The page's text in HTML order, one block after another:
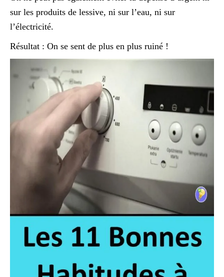
sur les produits de lessive, ni sur l’eau, ni sur
l’électricité.
Résultat : On se sent de plus en plus ruiné !